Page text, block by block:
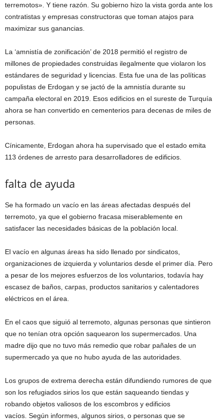
terremotos». Y tiene razón. Su gobierno hizo la vista gorda ante los
contratistas y empresas constructoras que toman atajos para
maximizar sus ganancias.
La ‘amnistía de zonificación’ de 2018 permitió el registro de
millones de propiedades construidas ilegalmente que violaron los
estándares de seguridad y licencias. Esta fue una de las políticas
populistas de Erdogan y se jactó de la amnistía durante su
campaña electoral en 2019. Esos edificios en el sureste de Turquía
ahora se han convertido en cementerios para decenas de miles de
personas.
Cínicamente, Erdogan ahora ha supervisado que el estado emita
113 órdenes de arresto para desarrolladores de edificios.
falta de ayuda
Se ha formado un vacío en las áreas afectadas después del
terremoto, ya que el gobierno fracasa miserablemente en
satisfacer las necesidades básicas de la población local.
El vacío en algunas áreas ha sido llenado por sindicatos,
organizaciones de izquierda y voluntarios desde el primer día. Pero
a pesar de los mejores esfuerzos de los voluntarios, todavía hay
escasez de baños, carpas, productos sanitarios y calentadores
eléctricos en el área.
En el caos que siguió al terremoto, algunas personas que sintieron
que no tenían otra opción saquearon los supermercados. Una
madre dijo que no tuvo más remedio que robar pañales de un
supermercado ya que no hubo ayuda de las autoridades.
Los grupos de extrema derecha están difundiendo rumores de que
son los refugiados sirios los que están saqueando tiendas y
robando objetos valiosos de los escombros y edificios
vacíos. Según informes, algunos sirios, o personas que se